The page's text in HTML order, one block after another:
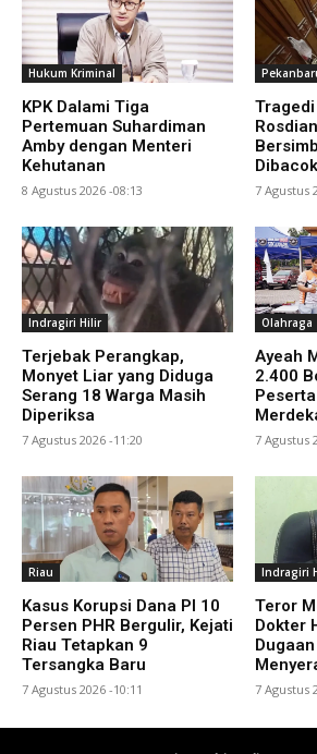
Hukum Kriminal
KPK Dalami Tiga
Pertemuan Suhardiman
Amby dengan Menteri
Kehutanan
8 Agustus 2026 -08:13 7 Agustus
Indragiri Hilir
Terjebak Perangkap,
Monyet Liar yang Diduga
Serang 18 Warga Masih
Diperiksa
7 Agustus 2026 -11:20
Olahraga
Ayeah
2.400
7 Agustus
Riau
Kasus Korupsi Dana PI 10
Persen PHR Bergulir, Kejati
Riau Tetapkan 9
Tersangka Baru
7 Agustus 2026 -10:11
Indragiri
Teror
Dokter
7 Agustus